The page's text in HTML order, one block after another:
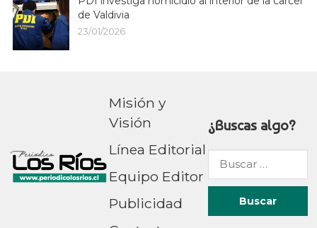
de Valdivia
23/01/2026
Misión y
Visión
Línea Editorial
Equipo Editor
Publicidad
¿Buscas algo?
Buscar
por: